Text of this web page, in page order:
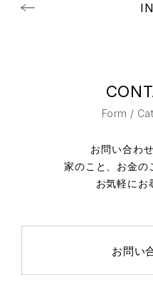
Form /
お問い合わ
家のこと、お金の
お気軽にお
お問い